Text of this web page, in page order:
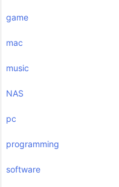
game
mac
music
NAS
pc
programming
software